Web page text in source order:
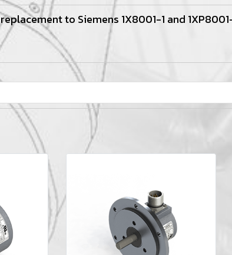
to Siemens 1X8001-1 and